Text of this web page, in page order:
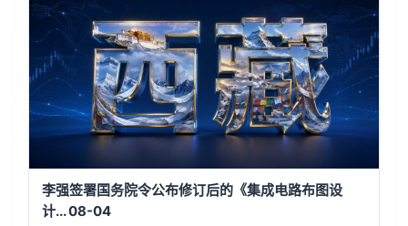
李强签署国务院令公布修订后的《集成电路布图设
计... 08-04